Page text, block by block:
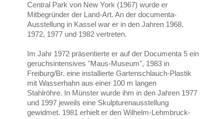
Central Park von New York (1967) wurde er
Mitbegründer der Land-Art. An der documenta-
Ausstellung in Kassel war er in den Jahren 1968,
1972, 1977 und 1982 vertreten.
Im Jahr 1972 präsentierte er auf der Documenta 5 ein
geruchsintensives "Maus-Museum", 1983 in
Freiburg/Br. eine installierte Gartenschlauch-Plastik
mit Wasserhahn aus einer 100 m langen
Stahlröhre. In Münster wurde ihm in den Jahren 1977
und 1997 jeweils eine Skulpturenausstellung
gewidmet. 1981 erhielt er den Wilhelm-Lehmbruck-